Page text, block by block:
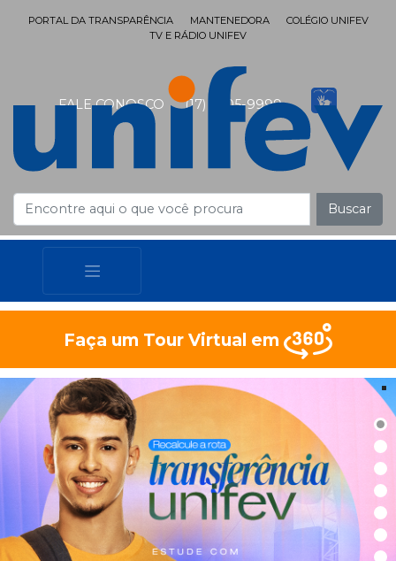
FALE CONOSCO (17) 3405-9999
PORTAL DA TRANSPARÊNCIA MANTENEDORA
COLÉGIO UNIFEV
TV E RÁDIO UNIFEV
Buscar
Faça um Tour Virtual em